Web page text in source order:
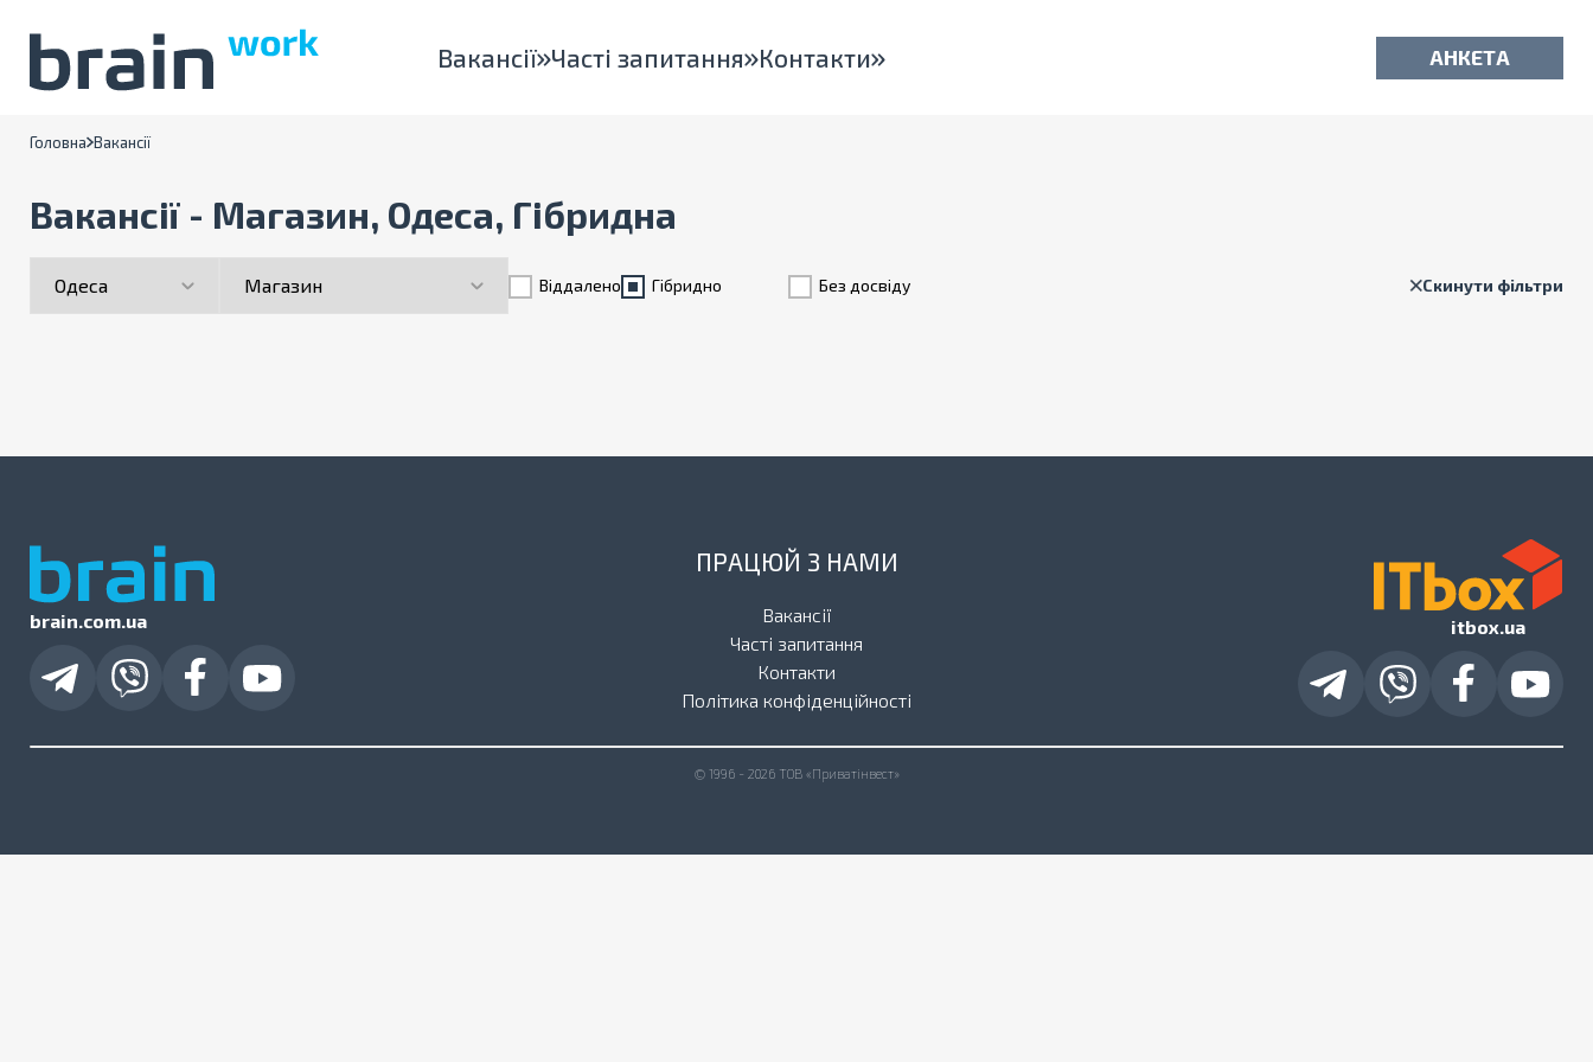
Вакансії Часті запитання Контакти АНКЕТА
Головна Вакансії
Вакансії - Магазин, Одеса, Гібридна
Віддалено Гiбридно Без досвіду Скинути фільтри
brain.com.ua
ПРАЦЮЙ З НАМИ
Вакансії
Часті запитання
Контакти
Політика конфіденційності
itbox.ua
© 1996 - 2026 ТОВ «Приватінвест»